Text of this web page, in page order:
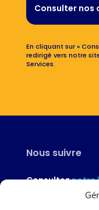
Consulter nos
En cliquant sur «
redirigé vers notre
Services.
Nous suivre
Consulteznotre